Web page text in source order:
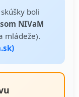
boli
NIVaM
mládeže).